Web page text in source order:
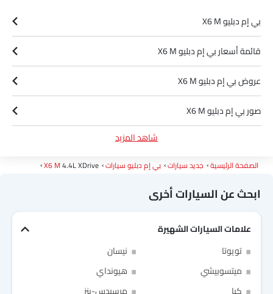
بي إم دبليو X6 M
قائمة أسعار بي إم دبليو X6 M
عروض بي إم دبليو X6 M
صور بي إم دبليو X6 M
مواصفات بي إم دبليو X6 M
ألوان بي إم دبليو X6 M
وكلاء بي إم دبليو في الرياض‎
شاهد المزيد
الصفحة الرئيسية جديد سيارات بي إم دبليو سيارات X6 M4.4L XDrive
ابحث عن السيارات أخرى
علامات السيارات الشهيرة
تويوتا
نيسان
ميتسوبيشي
هيونداي
Link Your Google Account